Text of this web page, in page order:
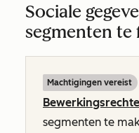
Sociale
segmenten te
Machtigingen vereist
segmenten te